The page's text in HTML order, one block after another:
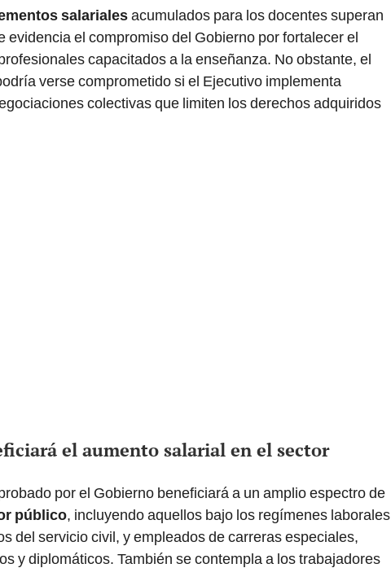
salarialesacumulados para los docentes superan
evidencia el compromiso del Gobierno por fortalecer el
capacitados a la enseñanza. No obstante, el
verse comprometido si el Ejecutivo implementa
colectivas que limiten los derechos adquiridos
el aumento salarial en el sector
por el Gobierno beneficiará a un amplio espectro de
público, incluyendo aquellos bajo los regímenes laborales
del servicio civil, y empleados de carreras especiales,
y diplomáticos. También se contempla a los trabajadores